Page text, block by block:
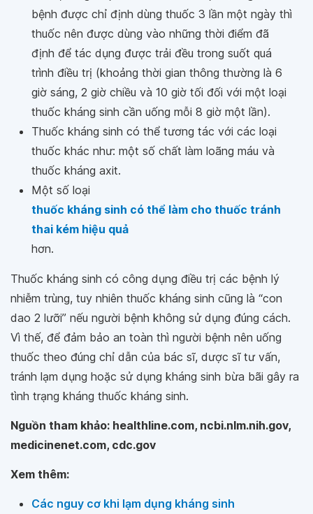
bệnh được chỉ định dùng thuốc 3 lần một ngày thì
thuốc nên được dùng vào những thời điểm đã
định để tác dụng được trải đều trong suốt quá
trình điều trị (khoảng thời gian thông thường là 6
giờ sáng, 2 giờ chiều và 10 giờ tối đối với một loại
thuốc kháng sinh cần uống mỗi 8 giờ một lần).
Thuốc kháng sinh có thể tương tác với các loại
thuốc khác như: một số chất làm loãng máu và
thuốc kháng axit.
Một số loại
thuốc kháng sinh có thể làm cho thuốc tránh
thai kém hiệu quả
hơn.
Thuốc kháng sinh có công dụng điều trị các bệnh lý
nhiễm trùng, tuy nhiên thuốc kháng sinh cũng là “con
dao 2 lưỡi” nếu người bệnh không sử dụng đúng cách.
Vì thế, để đảm bảo an toàn thì người bệnh nên uống
thuốc theo đúng chỉ dẫn của bác sĩ, dược sĩ tư vấn,
tránh lạm dụng hoặc sử dụng kháng sinh bừa bãi gây ra
tình trạng kháng thuốc kháng sinh.
Nguồn tham khảo: healthline.com, ncbi.nlm.nih.gov,
medicinenet.com, cdc.gov
Xem thêm:
Các nguy cơ khi lạm dụng kháng sinh